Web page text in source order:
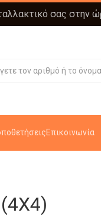
σας στην
Επικοινωνία